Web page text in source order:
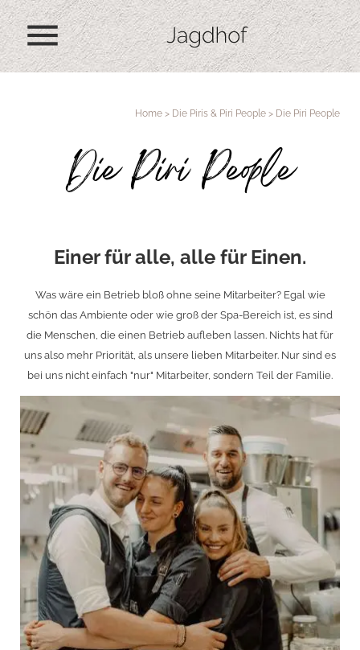
menu
Home > Die Piris & Piri People > Die Piri People
Die Piri People
Einer für alle, alle für Einen.
Was wäre ein Betrieb bloß ohne seine Mitarbeiter? Egal wie
schön das Ambiente oder wie groß der Spa-Bereich ist, es sind
die Menschen, die einen Betrieb aufleben lassen. Nichts hat für
uns also mehr Priorität, als unsere lieben Mitarbeiter. Nur sind es
bei uns nicht einfach "nur" Mitarbeiter, sondern Teil der Familie.